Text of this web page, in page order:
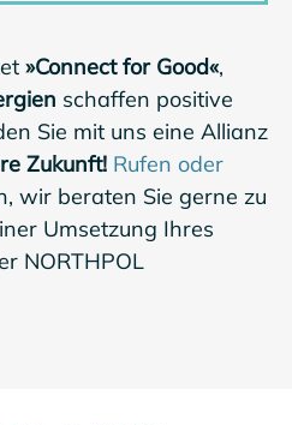
»Connect for Good«,
schaffen positive
Sie mit uns eine Allianz
Zukunft! Rufen oder
wir beraten Sie gerne zu
Umsetzung Ihres
NORTHPOL